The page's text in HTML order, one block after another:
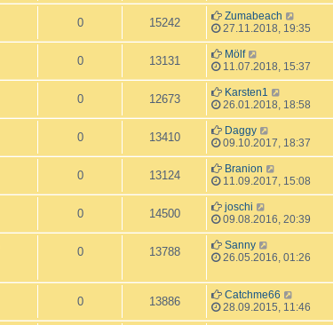
0 15242
Zumabeach
27.11.2018, 19:35
0 13131
Mölf
11.07.2018, 15:37
0 12673
Karsten1
26.01.2018, 18:58
0 13410
Daggy
09.10.2017, 18:37
0 13124
Branion
11.09.2017, 15:08
0 14500
joschi
09.08.2016, 20:39
0 13788
Sanny
26.05.2016, 01:26
0 13886
Catchme66
28.09.2015, 11:46